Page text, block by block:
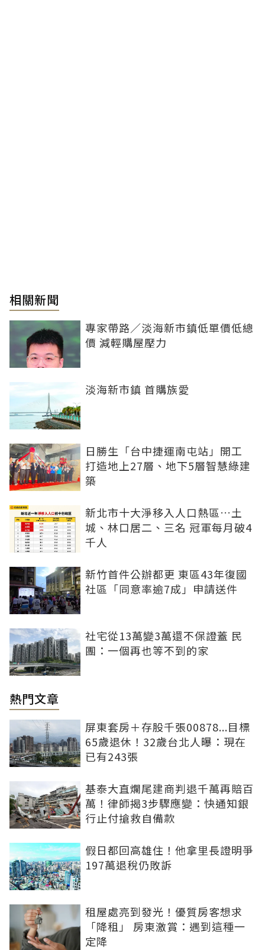
相關新聞
專家帶路／淡海新市鎮低單價低總
價 減輕購屋壓力
淡海新市鎮 首購族愛
日勝生「台中捷運南屯站」開工
打造地上27層、地下5層智慧綠建
築
新北市十大淨移入人口熱區…土
城、林口居二、三名 冠軍每月破4
千人
新竹首件公辦都更 東區43年復國
社區「同意率逾7成」申請送件
社宅從13萬變3萬還不保證蓋 民
團：一個再也等不到的家
熱門文章
屏東套房＋存股千張00878...目標
65歲退休！32歲台北人曝：現在
已有243張
基泰大直爛尾建商判退千萬再賠百
萬！律師揭3步驟應變：快通知銀
行止付搶救自備款
假日都回高雄住！他拿里長證明爭
197萬退稅仍敗訴
租屋處亮到發光！優質房客想求
「降租」 房東激賞：遇到這種一
定降